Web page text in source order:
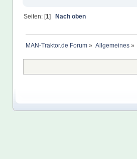
Seiten: [1] Nach oben
MAN-Traktor.de Forum » Allgemeines »